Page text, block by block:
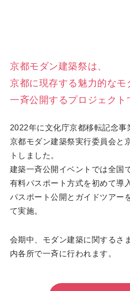
京都モダン建築祭は、
京都に現存する魅力的なモ
一斉公開するプロジェクト
2022年に文化庁京都移転記念事
京都モダン建築祭実行委員会と
トしました。
建築一斉公開イベントでは全国
有料パスポート方式を初めて導
パスポート公開とガイドツアー
て実施。
会期中、モダン建築に関するさ
内各所で一斉に行われます。